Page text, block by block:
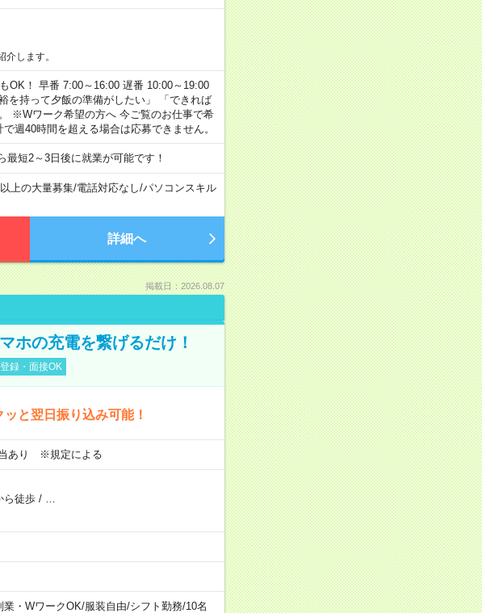
します。
OK！ 早番 7:00～16:00 遅番 10:00～19:00
を持って夕飯の準備がしたい」 「できれば
※Wワーク希望の方へ 今ご覧のお仕事で希
週40時間を超える場合は応募できません。
短2～3日後に就業が可能です！
上の大量募集/電話対応なし/パソコンスキル
詳細へ
掲載日：2026.08.07
ホの充電を繋げるだけ！
録・面接OK
と翌日振り込み可能！
あり ※規定による
ら徒歩/
業・WワークOK/服装自由/シフト勤務/10名